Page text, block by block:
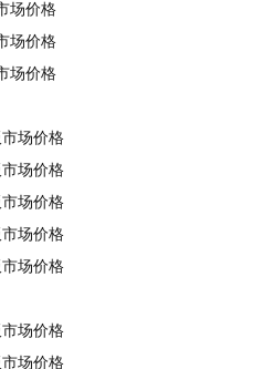
场价格
场价格
场价格
市场价格
市场价格
市场价格
市场价格
市场价格
市场价格
市场价格